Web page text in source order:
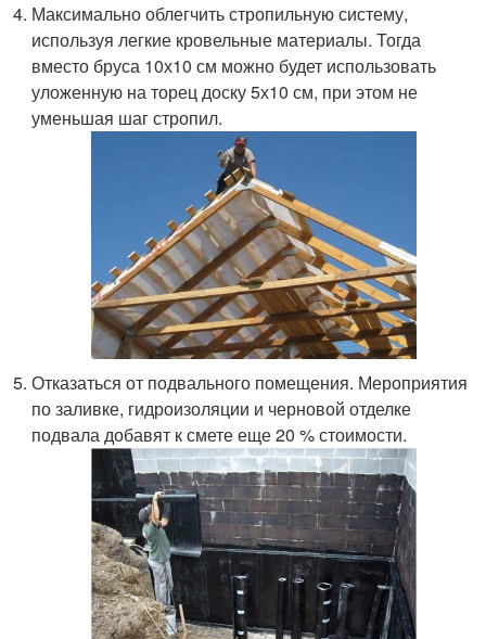
Максимально облегчить стропильную систему,
используя легкие кровельные материалы. Тогда
вместо бруса 10х10 см можно будет использовать
уложенную на торец доску 5х10 см, при этом не
уменьшая шаг стропил.
Отказаться от подвального помещения. Мероприятия
по заливке, гидроизоляции и черновой отделке
подвала добавят к смете еще 20 % стоимости.